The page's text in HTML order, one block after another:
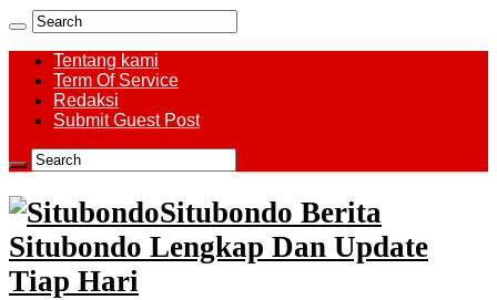
Tentang kami
Term Of Service
Redaksi
Submit Guest Post
Situbondo Berita
Situbondo Lengkap Dan Update
Tiap Hari